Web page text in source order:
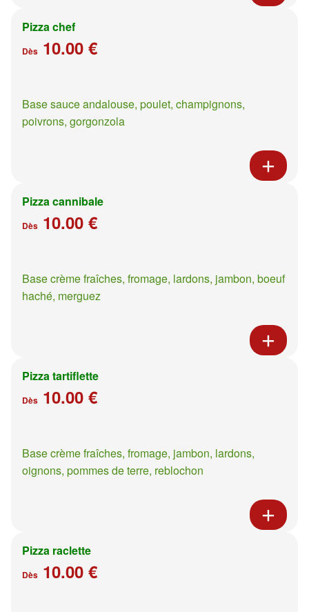
Pizza chef
Dès 10.00 €
Base sauce andalouse, poulet, champignons,
poivrons, gorgonzola
Pizza cannibale
Dès 10.00 €
Base crème fraîches, fromage, lardons, jambon, boeuf
haché, merguez
Pizza tartiflette
Dès 10.00 €
Base crème fraîches, fromage, jambon, lardons,
oignons, pommes de terre, reblochon
Pizza raclette
Dès 10.00 €